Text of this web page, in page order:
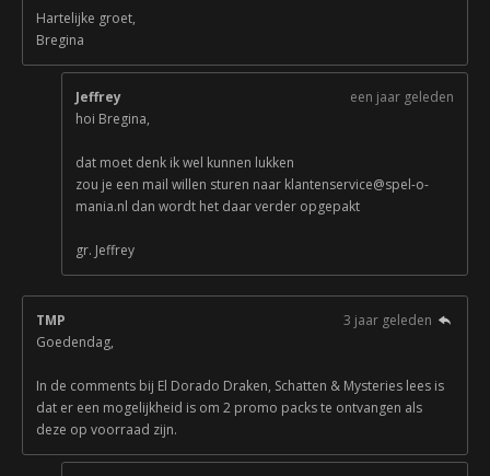
Hartelijke groet,
Bregina
Jeffrey
een jaar geleden
hoi Bregina,
dat moet denk ik wel kunnen lukken
zou je een mail willen sturen naar klantenservice@spel-o-
mania.nl dan wordt het daar verder opgepakt
gr. Jeffrey
TMP
3 jaar geleden
Goedendag,
In de comments bij El Dorado Draken, Schatten & Mysteries lees is
dat er een mogelijkheid is om 2 promo packs te ontvangen als
deze op voorraad zijn.